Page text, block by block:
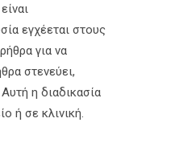
εγχέεται στους
για να
στενεύει,
η διαδικασία
ή σε κλινική.